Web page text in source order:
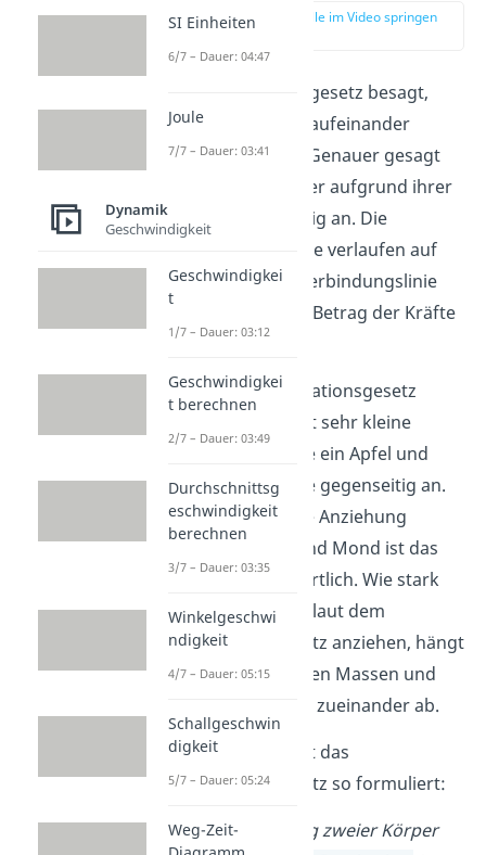
zur Stelle im Video springen
Das Gravitationsgesetz besagt,
dass alle Körper aufeinander
Kräfte ausüben. Genauer gesagt
Körper aufgrund ihrer
Masse
gegenseitig an. Die
Gravitationskräfte verlaufen auf
der gedachten Verbindungslinie
der Massen. Der Betrag der Kräfte
ist gleich groß.
Durch das Gravitationsgesetz
ziehen sich selbst sehr kleine
Gegenstände wie ein Apfel und
dein Smartphone gegenseitig an.
Aber auch für die Anziehung
zwischen Erde und Mond ist das
Gesetz verantwortlich. Wie stark
sich zwei Körper laut dem
Gravitationsgesetz anziehen, hängt
vor allem von ihren Massen und
zueinander ab.
Isaac Newton hat das
Gravitationsgesetz so formuliert:
Die Anziehung zweier Körper
SI Einheiten
6/7 – Dauer: 04:47
Joule
7/7 – Dauer: 03:41
Dynamik
Geschwindigkeit
Geschwindigkei
t
1/7 – Dauer: 03:12
Geschwindigkei
t berechnen
2/7 – Dauer: 03:49
Durchschnittsg
eschwindigkeit
berechnen
3/7 – Dauer: 03:35
Winkelgeschwi
ndigkeit
4/7 – Dauer: 05:15
Schallgeschwin
digkeit
5/7 – Dauer: 05:24
Weg-Zeit-